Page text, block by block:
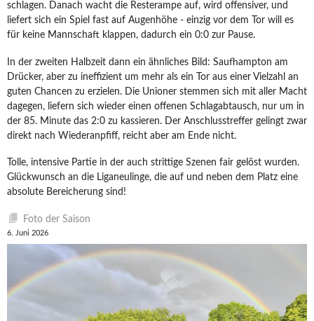
schlagen. Danach wacht die Resterampe auf, wird offensiver, und
liefert sich ein Spiel fast auf Augenhöhe - einzig vor dem Tor will es
für keine Mannschaft klappen, dadurch ein 0:0 zur Pause.
In der zweiten Halbzeit dann ein ähnliches Bild: Saufhampton am
Drücker, aber zu ineffizient um mehr als ein Tor aus einer Vielzahl an
guten Chancen zu erzielen. Die Unioner stemmen sich mit aller Macht
dagegen, liefern sich wieder einen offenen Schlagabtausch, nur um in
der 85. Minute das 2:0 zu kassieren. Der Anschlusstreffer gelingt zwar
direkt nach Wiederanpfiff, reicht aber am Ende nicht.
Tolle, intensive Partie in der auch strittige Szenen fair gelöst wurden.
Glückwunsch an die Liganeulinge, die auf und neben dem Platz eine
absolute Bereicherung sind!
Foto der Saison
6. Juni 2026